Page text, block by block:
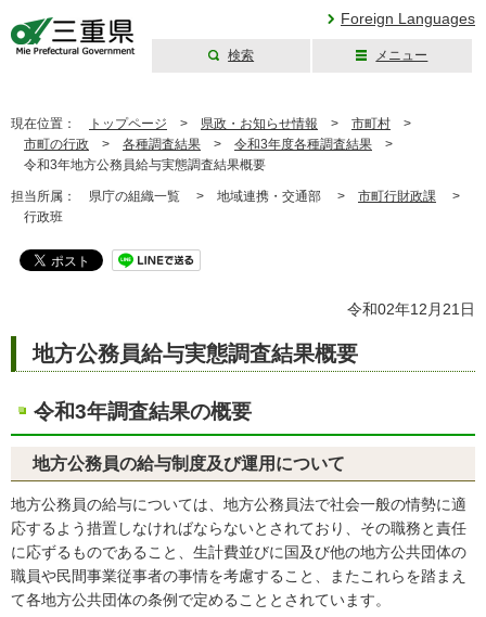
Foreign Languages
検索 メニュー
現在位置： トップページ > 県政・お知らせ情報 > 市町村 >
市町の行政 > 各種調査結果 > 令和3年度各種調査結果 >
令和3年地方公務員給与実態調査結果概要
担当所属： 県庁の組織一覧 > 地域連携・交通部 > 市町行財政課 >
行政班
令和02年12月21日
地方公務員給与実態調査結果概要
令和3年調査結果の概要
地方公務員の給与制度及び運用について
地方公務員の給与については、地方公務員法で社会一般の情勢に適
応するよう措置しなければならないとされており、その職務と責任
に応ずるものであること、生計費並びに国及び他の地方公共団体の
職員や民間事業従事者の事情を考慮すること、またこれらを踏まえ
て各地方公共団体の条例で定めることとされています。